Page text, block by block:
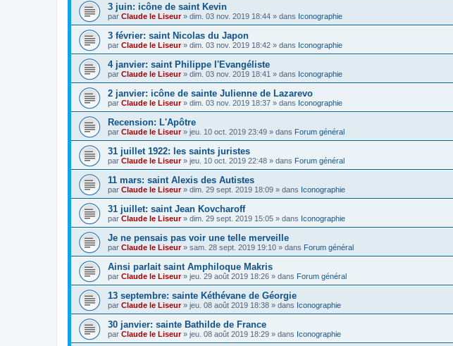
3 juin: icône de saint Kevin
par Claude le Liseur» dim. 03 nov. 2019 18:44 » dans Iconographie
3 février: saint Nicolas du Japon
par Claude le Liseur» dim. 03 nov. 2019 18:42 » dans Iconographie
4 janvier: saint Philippe l'Evangéliste
par Claude le Liseur» dim. 03 nov. 2019 18:41 » dans Iconographie
2 janvier: icône de sainte Julienne de Lazarevo
par Claude le Liseur» dim. 03 nov. 2019 18:37 » dans Iconographie
Recension: L'Apôtre
par Claude le Liseur» jeu. 10 oct. 2019 23:49 » dans Forum général
31 juillet 1922: les saints juristes
par Claude le Liseur» jeu. 10 oct. 2019 22:48 » dans Forum général
11 mars: saint Alexis des Autistes
par Claude le Liseur» dim. 29 sept. 2019 18:09 » dans Iconographie
31 juillet: saint Jean Kovcharoff
par Claude le Liseur» dim. 29 sept. 2019 15:05 » dans Iconographie
Je ne pensais pas voir une telle merveille
par Claude le Liseur» sam. 28 sept. 2019 19:10 » dans Forum général
Ainsi parlait saint Amphiloque Makris
par Claude le Liseur» jeu. 29 août 2019 18:26 » dans Forum général
13 septembre: sainte Kéthévane de Géorgie
par Claude le Liseur» jeu. 08 août 2019 18:38 » dans Iconographie
30 janvier: sainte Bathilde de France
par Claude le Liseur» jeu. 08 août 2019 18:29 » dans Iconographie